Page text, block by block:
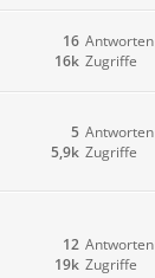
Antworten
16
Zugriffe
16k
Antworten
5
Zugriffe
5,9k
Antworten
12
Zugriffe
19k